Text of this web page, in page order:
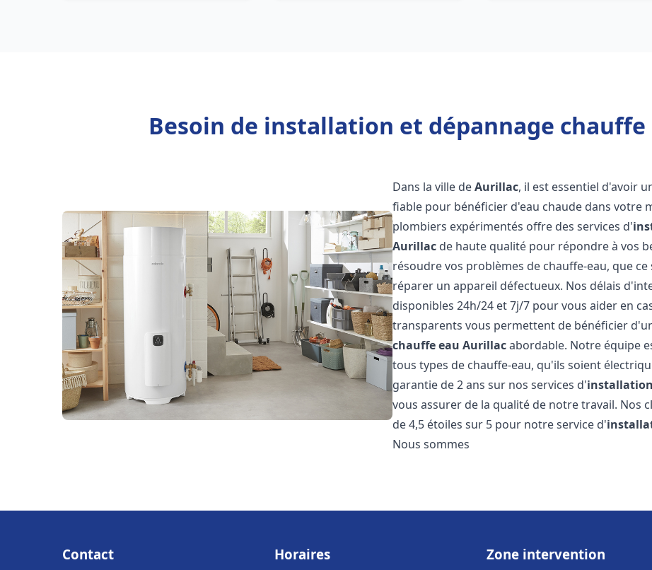
Besoin de installation et dépannage chauffe
Dans la ville deAurillac, il est essentiel d'avoir
fiable pour bénéficier d'eau chaude dans votre
plombiers expérimentés offre des services d'
Aurillac de haute qualité pour répondre à vos
résoudre vos problèmes de chauffe-eau, que
réparer un appareil défectueux. Nos délais
disponibles 24h/24 et 7j/7 pour vous aider en
transparents vous permettent de bénéficier
chauffe eau Aurillacabordable. Notre équipe
tous types de chauffe-eau, qu'ils soient
garantie de 2 ans sur nos services d'
vous assurer de la qualité de notre travail.
de 4,5 étoiles sur 5 pour notre service d'
Nous sommes
Contact Horaires Zone intervention